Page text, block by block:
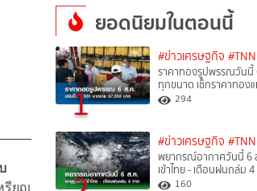
รียญ
ยอดนิยมในตอนนี้
1
#ข่าวเศรษฐกิจ
ราคาทองรูปพรรณวันนี้
ทุกขนาด เช็กราคาทอง
294
#ข่าวเศรษฐกิจ
พยากรณ์อากาศวันนี้ 6
เข้าไทย - เตือนฝนถล่ม
160